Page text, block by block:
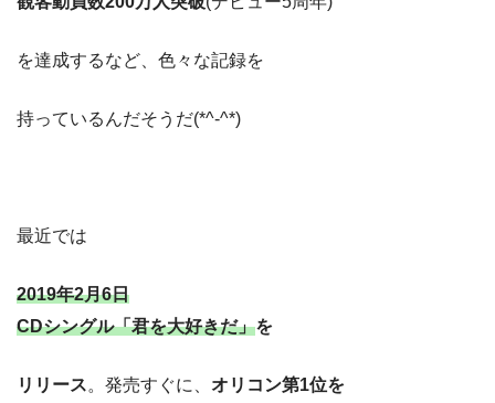
を達成するなど、色々な記録を
持っているんだそうだ(*^-^*)
最近では
2019年2月6日
CDシングル「君を大好きだ」を
リリース。発売すぐに、 オリコン第1位を